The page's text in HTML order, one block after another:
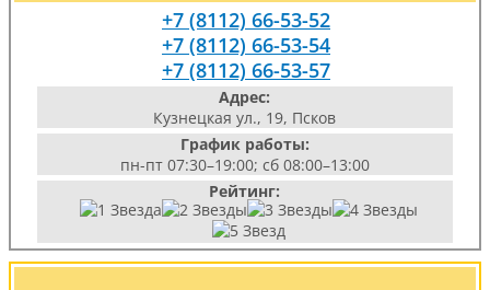
+7 (8112) 66-53-52
+7 (8112) 66-53-54
+7 (8112) 66-53-57
Адрес:
Кузнецкая ул., 19, Псков
График работы:
пн-пт 07:30–19:00; сб 08:00–13:00
Рейтинг: